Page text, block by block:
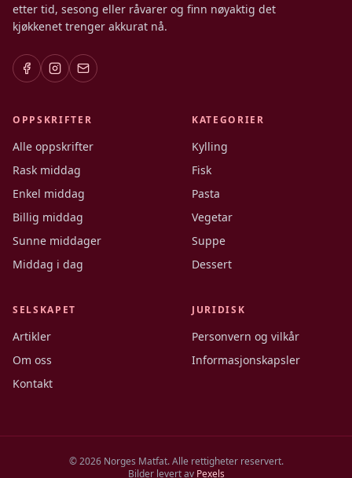
etter tid, sesong eller råvarer og finn nøyaktig det
kjøkkenet trenger akkurat nå.
OPPSKRIFTER
Alle oppskrifter
Rask middag
Enkel middag
Billig middag
Sunne middager
Middag i dag
KATEGORIER
Kylling
Fisk
Pasta
Vegetar
Suppe
Dessert
SELSKAPET
Artikler
Om oss
Kontakt
JURIDISK
Personvern og vilkår
Informasjonskapsler
©2026Norges Matfat. Alle rettigheter reservert.
Bilder levert av Pexels